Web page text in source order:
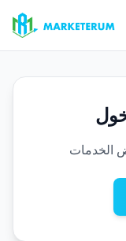
Skip to main content
الخدمات